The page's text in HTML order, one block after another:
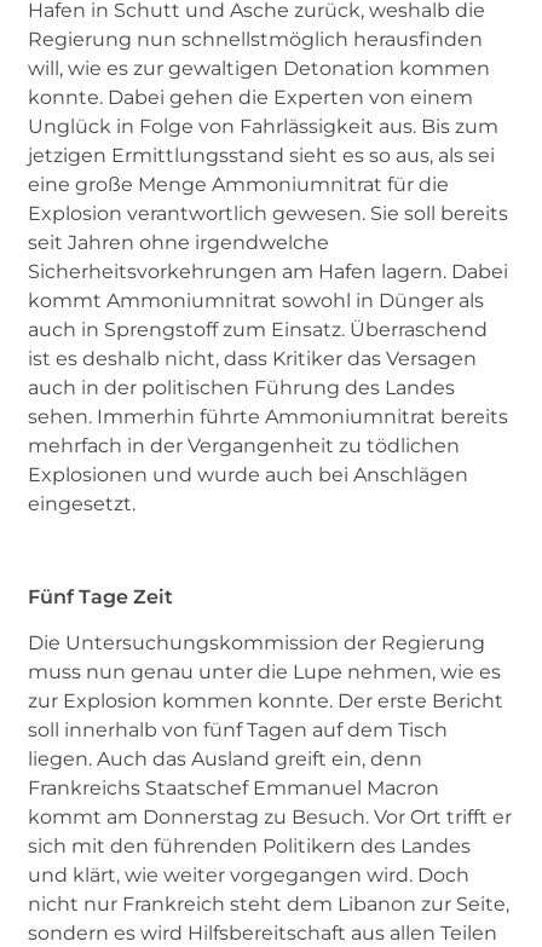
Hafen in Schutt und Asche zurück, weshalb die
Regierung nun schnellstmöglich herausfinden
will, wie es zur gewaltigen Detonation kommen
konnte. Dabei gehen die Experten von einem
Unglück in Folge von Fahrlässigkeit aus. Bis zum
jetzigen Ermittlungsstand sieht es so aus, als sei
eine große Menge Ammoniumnitrat für die
Explosion verantwortlich gewesen. Sie soll bereits
seit Jahren ohne irgendwelche
Sicherheitsvorkehrungen am Hafen lagern. Dabei
kommt Ammoniumnitrat sowohl in Dünger als
auch in Sprengstoff zum Einsatz. Überraschend
ist es deshalb nicht, dass Kritiker das Versagen
auch in der politischen Führung des Landes
sehen. Immerhin führte Ammoniumnitrat bereits
mehrfach in der Vergangenheit zu tödlichen
Explosionen und wurde auch bei Anschlägen
eingesetzt.
Fünf Tage Zeit
Die Untersuchungskommission der Regierung
muss nun genau unter die Lupe nehmen, wie es
zur Explosion kommen konnte. Der erste Bericht
soll innerhalb von fünf Tagen auf dem Tisch
liegen. Auch das Ausland greift ein, denn
Frankreichs Staatschef Emmanuel Macron
kommt am Donnerstag zu Besuch. Vor Ort trifft er
sich mit den führenden Politikern des Landes
und klärt, wie weiter vorgegangen wird. Doch
nicht nur Frankreich steht dem Libanon zur Seite,
sondern es wird Hilfsbereitschaft aus allen Teilen